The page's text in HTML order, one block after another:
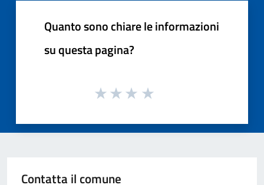
Quanto sono chiare le informazioni
su questa pagina?
Contatta il comune